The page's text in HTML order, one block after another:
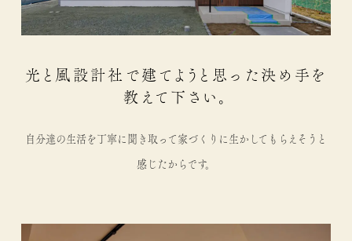
光と風設計社で建てようと思った決め手を
教えて下さい。
自分達の生活を丁寧に聞き取って家づくりに生かしてもらえそうと
感じたからです。